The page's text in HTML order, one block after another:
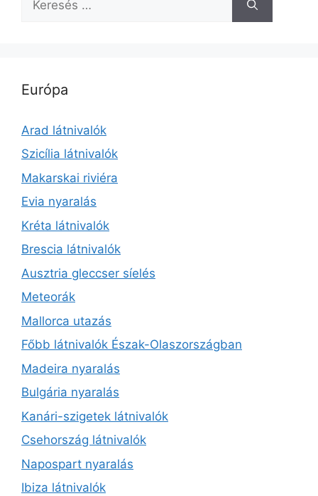
Európa
Arad látnivalók
Szicília látnivalók
Makarskai riviéra
Evia nyaralás
Kréta látnivalók
Brescia látnivalók
Ausztria gleccser síelés
Meteorák
Mallorca utazás
Főbb látnivalók Észak-Olaszországban
Madeira nyaralás
Bulgária nyaralás
Kanári-szigetek látnivalók
Csehország látnivalók
Napospart nyaralás
Ibiza látnivalók